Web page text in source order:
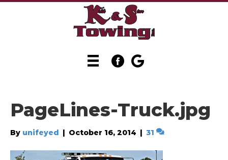
PageLines-Truck.jpg
By unifeyed | October 16, 2014 | 31